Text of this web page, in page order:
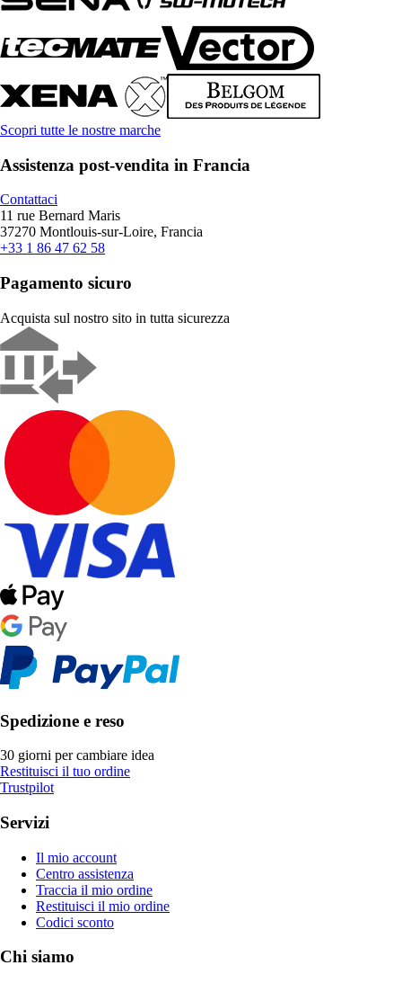
Scopri tutte le nostre marche
Assistenza post-vendita in Francia
Contattaci
11 rue Bernard Maris
37270 Montlouis-sur-Loire, Francia
+33 1 86 47 62 58
Pagamento sicuro
Acquista sul nostro sito in tutta sicurezza
Spedizione e reso
30 giorni per cambiare idea
Restituisci il tuo ordine
Trustpilot
Servizi
Il mio account
Centro assistenza
Traccia il mio ordine
Restituisci il mio ordine
Codici sconto
Chi siamo